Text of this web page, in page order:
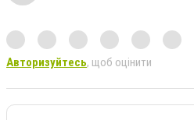
Авторизуйтесь, щоб оцінити